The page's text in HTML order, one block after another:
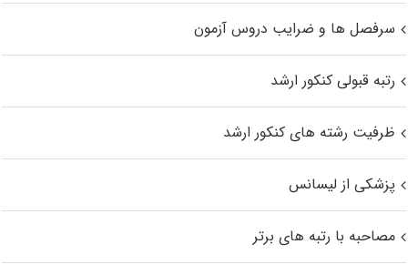
سرفصل ها و ضرایب دروس آزمون
رتبه قبولی کنکور ارشد
ظرفیت رشته های کنکور ارشد
پزشکی از لیسانس
مصاحبه با رتبه های برتر